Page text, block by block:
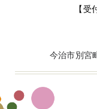
【
今治市別宮